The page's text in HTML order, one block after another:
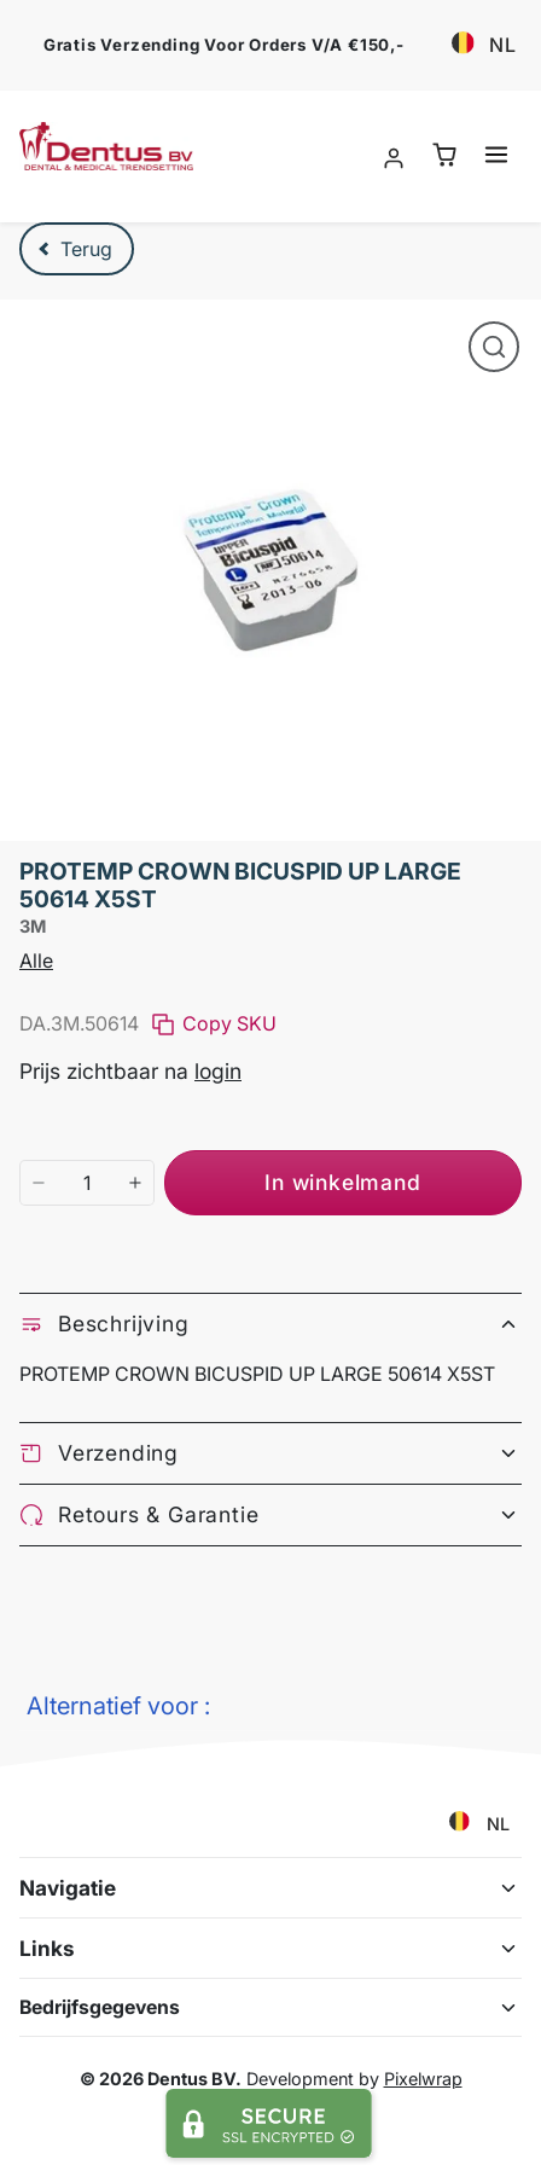
Gratis Verzending Voor Orders V/a €150,- NL
Verder naar product beschrijving
Terug
PROTEMP CROWN BICUSPID UP LARGE
50614 X5ST
3M
Alle
DA.3M.50614 Copy SKU
Prijs zichtbaar na login
In winkelmand
Beschrijving
PROTEMP CROWN BICUSPID UP LARGE 50614 X5ST
Verzending
Retours & Garantie
Alternatief voor :
NL
Navigatie
Links
Bedrijfsgegevens
© 2026 Dentus BV. Development by Pixelwrap